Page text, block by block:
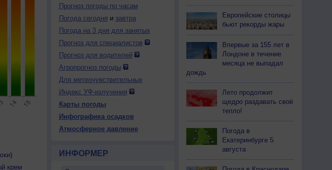
крем
Прогноз погоды по часам
Погода сегодня и завтра
Погода на 3 дня для занятых
Прогноз для специалистов
Прогноз для водителей
Агропрогноз погоды
Для метеочувствительных
Индекс УФ-излучения
Карты погоды
Инфографика осадков
Атмосферное давление
ИНФОРМЕР
Европейские столицы
бьют рекорды жары
Впервые за 155 лет в
Лондоне в течение
месяца не выпадал
дождь
Лето продолжит
щедро раздавать своё
тепло!
Погода в
Екатеринбурге 5
августа